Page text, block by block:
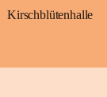
Kirschblütenhalle